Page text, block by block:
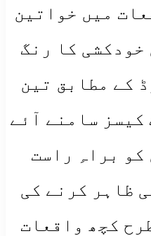
میں خواتین
خودکشی کا رنگ
کے مطابق تین
کیسز سامنے آئے
کو براہِ راست
ظاہر کرنے کی
کچھ واقعات